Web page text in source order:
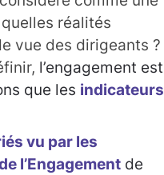
réalités
vue des dirigeants ?
l’engagement est
que les indicateurs
vu par les
l’Engagement de